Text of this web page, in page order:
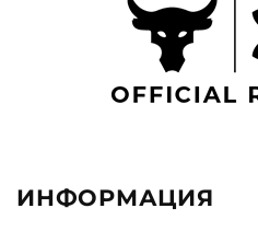
ИНФОРМАЦИЯ